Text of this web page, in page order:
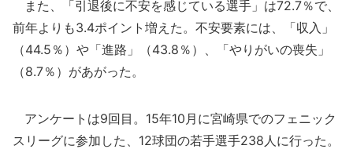
また、「引退後に不安を感じている選手」は72.7％で、
前年よりも3.4ポイント増えた。不安要素には、「収入」
（44.5％）や「進路」（43.8％）、「やりがいの喪失」
（8.7％）があがった。
アンケートは9回目。15年10月に宮崎県でのフェニック
スリーグに参加した、12球団の若手選手238人に行った。